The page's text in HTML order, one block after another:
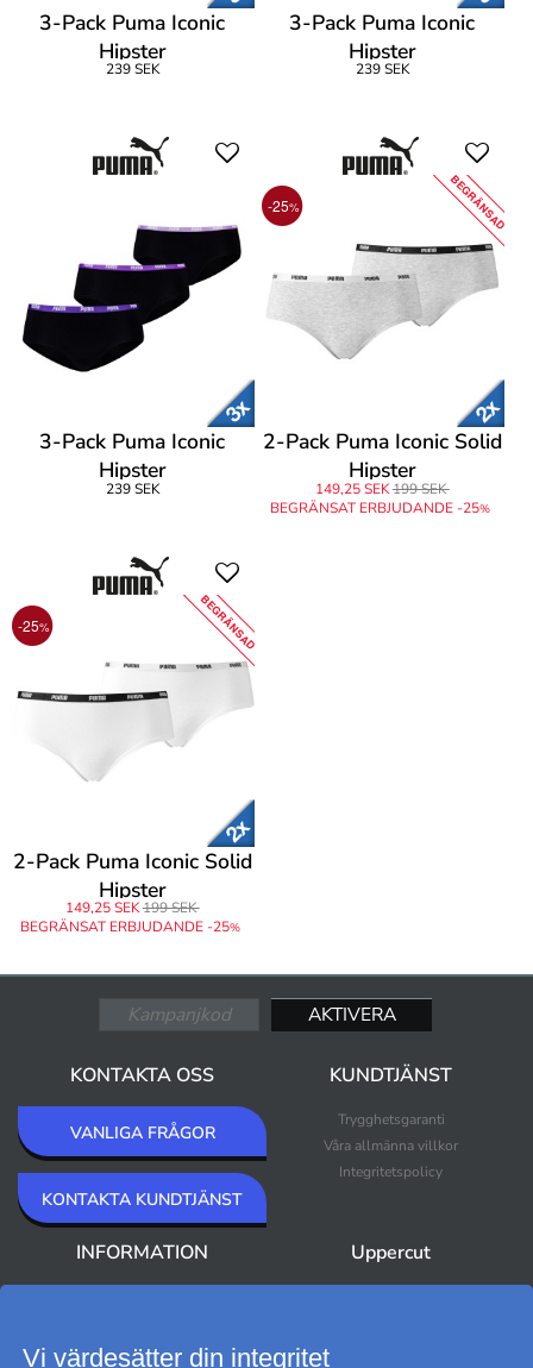
3-Pack Puma Iconic
Hipster
239 SEK
3-Pack Puma Iconic
Hipster
239 SEK
3-Pack Puma Iconic
Hipster
239 SEK
-25% BEGRÄNSAD
2-Pack Puma Iconic Solid
Hipster
149,25 SEK199 SEK
BEGRÄNSAT ERBJUDANDE -25%
-25% BEGRÄNSAD
2-Pack Puma Iconic Solid
Hipster
149,25 SEK199 SEK
BEGRÄNSAT ERBJUDANDE -25%
KONTAKTA OSS
VANLIGA FRÅGOR
KONTAKTA KUNDTJÄNST
KUNDTJÄNST
Trygghetsgaranti
Våra allmänna villkor
Integritetspolicy
INFORMATION Uppercut
Vi värdesätter din integritet